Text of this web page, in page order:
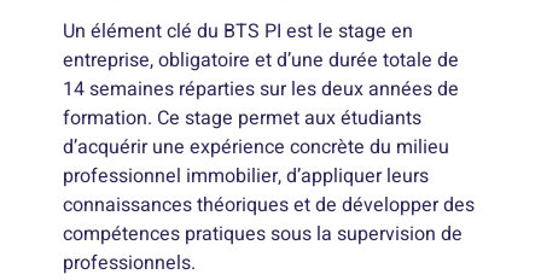
Un élément clé du BTS PI est le stage en
entreprise, obligatoire et d’une durée totale de
14 semaines réparties sur les deux années de
formation. Ce stage permet aux étudiants
d’acquérir une expérience concrète du milieu
professionnel immobilier, d’appliquer leurs
connaissances théoriques et de développer des
compétences pratiques sous la supervision de
professionnels.